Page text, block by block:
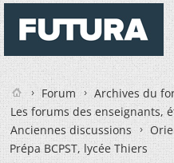
Forum
Archives du
Les forums des enseignants,
Anciennes discussions
Prépa BCPST, lycée Thiers